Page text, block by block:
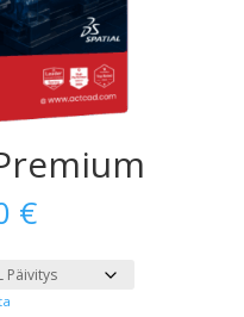
€Hintaluokka:
195,00 €
-
680,00 €